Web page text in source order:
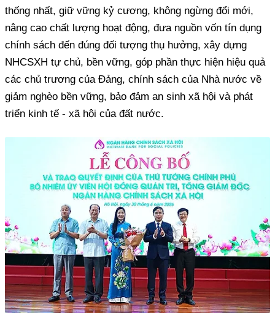
thống nhất, giữ vững kỷ cương, không ngừng đổi mới,
nâng cao chất lượng hoạt động, đưa nguồn vốn tín dụng
chính sách đến đúng đối tượng thụ hưởng, xây dựng
NHCSXH tự chủ, bền vững, góp phần thực hiện hiệu quả
các chủ trương của Đảng, chính sách của Nhà nước về
giảm nghèo bền vững, bảo đảm an sinh xã hội và phát
triển kinh tế - xã hội của đất nước.